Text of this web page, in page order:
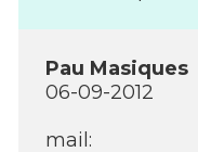
Pau Masiques
06-09-2012
mail: